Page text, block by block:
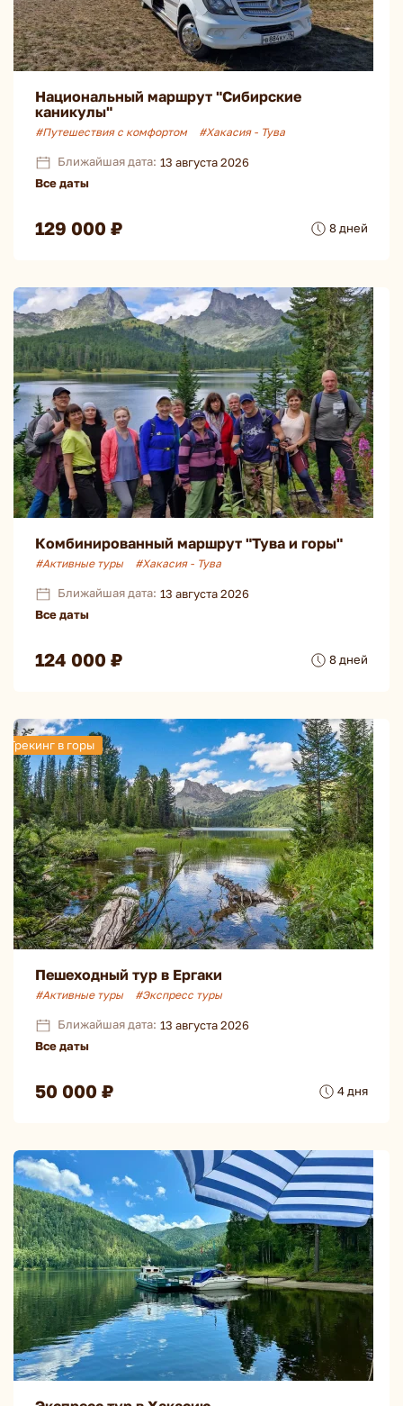
Национальный маршрут "Сибирские
каникулы"
#Путешествия с комфортом #Хакасия - Тува
Ближайшая дата: 13 августа 2026
Все даты
129 000 ₽ 8 дней
Комбинированный маршрут "Тува и горы"
#Активные туры #Хакасия - Тува
Ближайшая дата: 13 августа 2026
Все даты
124 000 ₽ 8 дней
Трекинг в горы
Пешеходный тур в Ергаки
#Активные туры #Экспресс туры
Ближайшая дата: 13 августа 2026
Все даты
50 000 ₽ 4 дня